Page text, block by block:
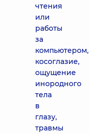
чтения
или
работы
за
компьютером,
косоглазие,
ощущение
инородного
тела
в
глазу,
травмы